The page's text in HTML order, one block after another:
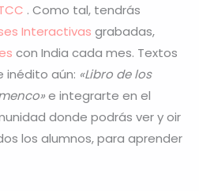
. Como tal, tendrás
Interactivas grabadas,
con India cada mes. Textos
inédito aún: «Libro de los
e integrarte en el
donde podrás ver y oir
los alumnos, para aprender